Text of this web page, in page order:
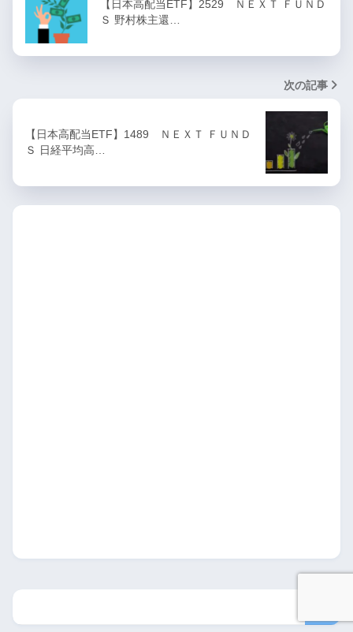
【日本高配当ETF】2529 ＮＥＸＴ ＦＵＮＤ
Ｓ 野村株主還…
次の記事
【日本高配当ETF】1489 ＮＥＸＴ ＦＵＮＤ
Ｓ 日経平均高…